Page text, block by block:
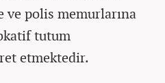
polis memurlarına
tutum
etmektedir.